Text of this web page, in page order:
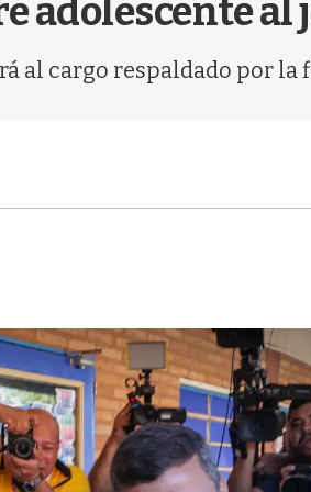
adolescente
al cargo respaldado por